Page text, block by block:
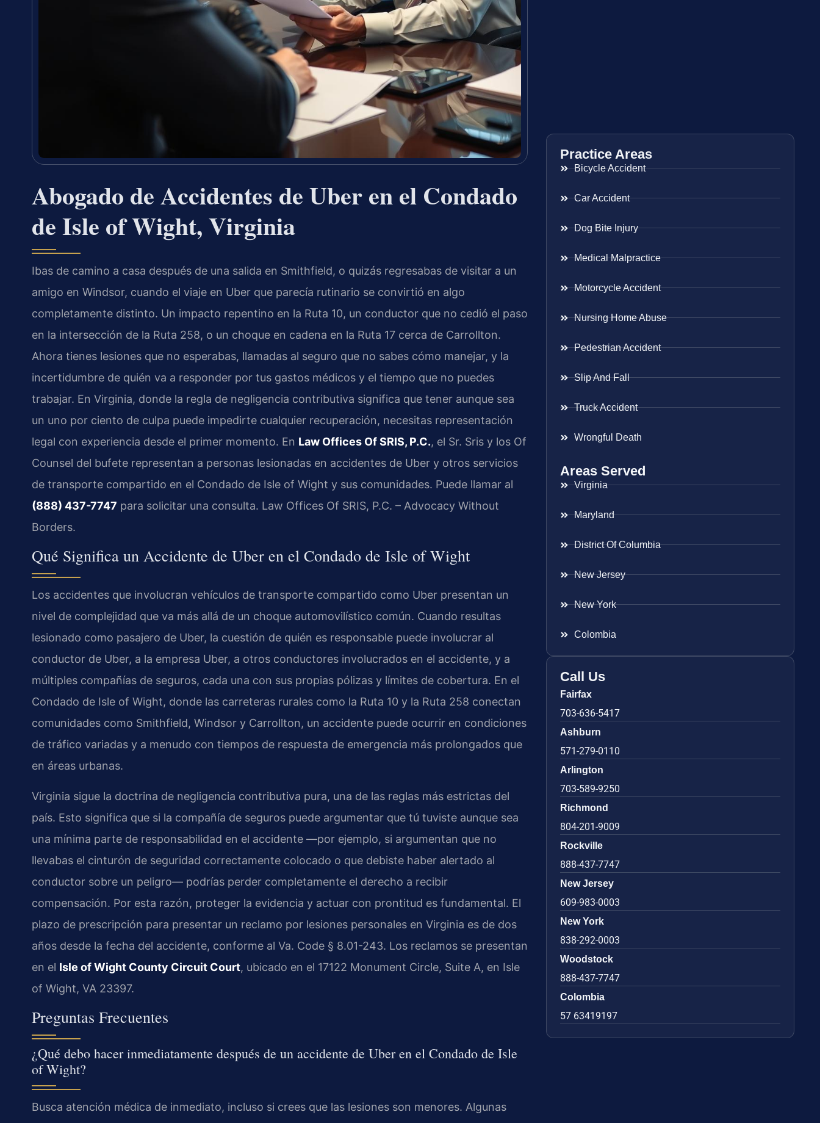
Abogado de Accidentes de Uber en el Condado
de Isle of Wight, Virginia
Ibas de camino a casa después de una salida en Smithfield, o quizás regresabas de visitar a un
amigo en Windsor, cuando el viaje en Uber que parecía rutinario se convirtió en algo
completamente distinto. Un impacto repentino en la Ruta 10, un conductor que no cedió el paso
en la intersección de la Ruta 258, o un choque en cadena en la Ruta 17 cerca de Carrollton.
Ahora tienes lesiones que no esperabas, llamadas al seguro que no sabes cómo manejar, y la
incertidumbre de quién va a responder por tus gastos médicos y el tiempo que no puedes
trabajar. En Virginia, donde la regla de negligencia contributiva significa que tener aunque sea
un uno por ciento de culpa puede impedirte cualquier recuperación, necesitas representación
legal con experiencia desde el primer momento. En Law Offices Of SRIS, P.C., el Sr. Sris y los Of
Counsel del bufete representan a personas lesionadas en accidentes de Uber y otros servicios
de transporte compartido en el Condado de Isle of Wight y sus comunidades. Puede llamar al
(888) 437-7747 para solicitar una consulta. Law Offices Of SRIS, P.C. – Advocacy Without
Borders.
Qué Significa un Accidente de Uber en el Condado de Isle of Wight
Los accidentes que involucran vehículos de transporte compartido como Uber presentan un
nivel de complejidad que va más allá de un choque automovilístico común. Cuando resultas
lesionado como pasajero de Uber, la cuestión de quién es responsable puede involucrar al
conductor de Uber, a la empresa Uber, a otros conductores involucrados en el accidente, y a
múltiples compañías de seguros, cada una con sus propias pólizas y límites de cobertura. En el
Condado de Isle of Wight, donde las carreteras rurales como la Ruta 10 y la Ruta 258 conectan
comunidades como Smithfield, Windsor y Carrollton, un accidente puede ocurrir en condiciones
de tráfico variadas y a menudo con tiempos de respuesta de emergencia más prolongados que
en áreas urbanas.
Virginia sigue la doctrina de negligencia contributiva pura, una de las reglas más estrictas del
país. Esto significa que si la compañía de seguros puede argumentar que tú tuviste aunque sea
una mínima parte de responsabilidad en el accidente —por ejemplo, si argumentan que no
llevabas el cinturón de seguridad correctamente colocado o que debiste haber alertado al
conductor sobre un peligro— podrías perder completamente el derecho a recibir
compensación. Por esta razón, proteger la evidencia y actuar con prontitud es fundamental. El
plazo de prescripción para presentar un reclamo por lesiones personales en Virginia es de dos
años desde la fecha del accidente, conforme al Va. Code § 8.01-243. Los reclamos se presentan
en el Isle of Wight County Circuit Court, ubicado en el 17122 Monument Circle, Suite A, en Isle
of Wight, VA 23397.
Preguntas Frecuentes
¿Qué debo hacer inmediatamente después de un accidente de Uber en el Condado de Isle
of Wight?
Busca atención médica de inmediato, incluso si crees que las lesiones son menores. Algunas
Practice Areas
Bicycle Accident
Car Accident
Dog Bite Injury
Medical Malpractice
Motorcycle Accident
Nursing Home Abuse
Pedestrian Accident
Slip And Fall
Truck Accident
Wrongful Death
Areas Served
Virginia
Maryland
District Of Columbia
New Jersey
New York
Colombia
Call Us
Fairfax
703-636-5417
Ashburn
571-279-0110
Arlington
703-589-9250
Richmond
804-201-9009
Rockville
888-437-7747
New Jersey
609-983-0003
New York
838-292-0003
Woodstock
888-437-7747
Colombia
57 63419197